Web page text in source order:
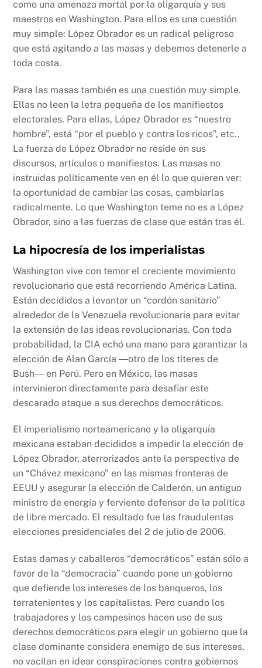
como una amenaza mortal por la oligarquía y sus
maestros en Washington. Para ellos es una cuestión
muy simple: López Obrador es un radical peligroso
que está agitando a las masas y debemos detenerle a
toda costa.
Para las masas también es una cuestión muy simple.
Ellas no leen la letra pequeña de los manifiestos
electorales. Para ellas, López Obrador es “nuestro
hombre”, está “por el pueblo y contra los ricos”, etc.,
La fuerza de López Obrador no reside en sus
discursos, artículos o manifiestos. Las masas no
instruidas políticamente ven en él lo que quieren ver:
la oportunidad de cambiar las cosas, cambiarlas
radicalmente. Lo que Washington teme no es a López
Obrador, sino a las fuerzas de clase que están tras él.
La hipocresía de los imperialistas
Washington vive con temor el creciente movimiento
revolucionario que está recorriendo América Latina.
Están decididos a levantar un “cordón sanitario”
alrededor de la Venezuela revolucionaria para evitar
la extensión de las ideas revolucionarias. Con toda
probabilidad, la CIA echó una mano para garantizar la
elección de Alan García ―otro de los títeres de
Bush― en Perú. Pero en México, las masas
intervinieron directamente para desafiar este
descarado ataque a sus derechos democráticos.
El imperialismo norteamericano y la oligarquía
mexicana estaban decididos a impedir la elección de
López Obrador, aterrorizados ante la perspectiva de
un “Chávez mexicano” en las mismas fronteras de
EEUU y asegurar la elección de Calderón, un antiguo
ministro de energía y ferviente defensor de la política
de libre mercado. El resultado fue las fraudulentas
elecciones presidenciales del 2 de julio de 2006.
Estas damas y caballeros “democráticos” están sólo a
favor de la “democracia” cuando pone un gobierno
que defiende los intereses de los banqueros, los
terratenientes y los capitalistas. Pero cuando los
trabajadores y los campesinos hacen uso de sus
derechos democráticos para elegir un gobierno que la
clase dominante considera enemigo de sus intereses,
no vacilan en idear conspiraciones contra gobiernos